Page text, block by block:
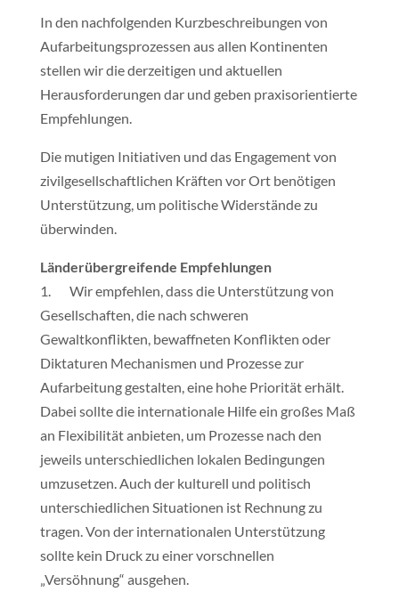
In den nachfolgenden Kurzbeschreibungen von
Aufarbeitungsprozessen aus allen Kontinenten
stellen wir die derzeitigen und aktuellen
Herausforderungen dar und geben praxisorientierte
Empfehlungen.
Die mutigen Initiativen und das Engagement von
zivilgesellschaftlichen Kräften vor Ort benötigen
Unterstützung, um politische Widerstände zu
überwinden.
Länderübergreifende Empfehlungen
1. Wir empfehlen, dass die Unterstützung von
Gesellschaften, die nach schweren
Gewaltkonflikten, bewaffneten Konflikten oder
Diktaturen Mechanismen und Prozesse zur
Aufarbeitung gestalten, eine hohe Priorität erhält.
Dabei sollte die internationale Hilfe ein großes Maß
an Flexibilität anbieten, um Prozesse nach den
jeweils unterschiedlichen lokalen Bedingungen
umzusetzen. Auch der kulturell und politisch
unterschiedlichen Situationen ist Rechnung zu
tragen. Von der internationalen Unterstützung
sollte kein Druck zu einer vorschnellen
„Versöhnung“ ausgehen.